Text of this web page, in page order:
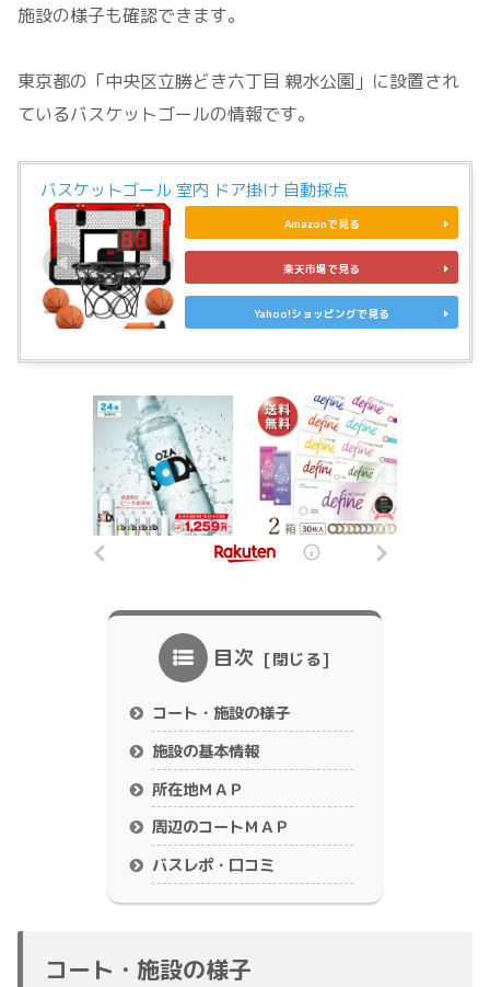
施設の様子も確認できます。
東京都の「中央区立勝どき六丁目 親水公園」に設置され
ているバスケットゴールの情報です。
バスケットゴール 室内 ドア掛け 自動採点
Amazonで見る
楽天市場で見る
Yahoo!ショッピングで見る
目次
コート・施設の様子
施設の基本情報
所在地ＭＡＰ
周辺のコートＭＡＰ
バスレポ・口コミ
コート・施設の様子